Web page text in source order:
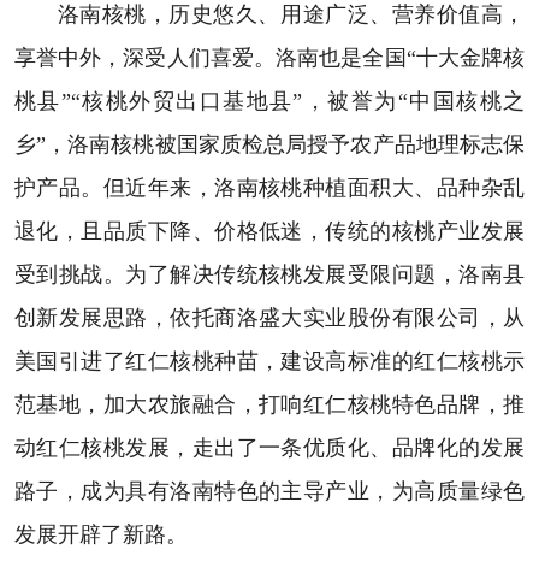
洛南核桃，历史悠久、用途广泛、营养价值高，
享誉中外，深受人们喜爱。洛南也是全国“十大金牌核
桃县”“核桃外贸出口基地县”，被誉为“中国核桃之
乡”，洛南核桃被国家质检总局授予农产品地理标志保
护产品。但近年来，洛南核桃种植面积大、品种杂乱
退化，且品质下降、价格低迷，传统的核桃产业发展
受到挑战。为了解决传统核桃发展受限问题，洛南县
创新发展思路，依托商洛盛大实业股份有限公司，从
美国引进了红仁核桃种苗，建设高标准的红仁核桃示
范基地，加大农旅融合，打响红仁核桃特色品牌，推
动红仁核桃发展，走出了一条优质化、品牌化的发展
路子，成为具有洛南特色的主导产业，为高质量绿色
发展开辟了新路。